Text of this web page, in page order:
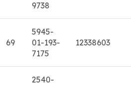
9738
69
5945-
01-193-
7175
12338603
2540-